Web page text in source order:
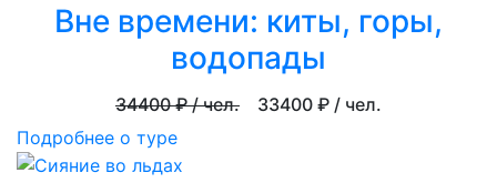
Вне времени: киты, горы,
водопады
34400₽ / чел. 33400 ₽ / чел.
Подробнее о туре